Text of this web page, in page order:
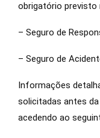
obrigatório previsto
– Seguro de
– Seguro de
Informações
solicitadas antes
acedendo ao